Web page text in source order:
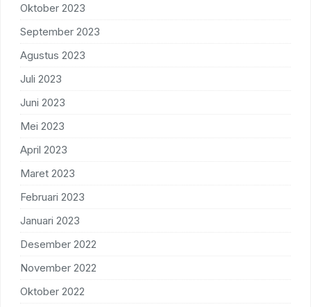
Oktober 2023
September 2023
Agustus 2023
Juli 2023
Juni 2023
Mei 2023
April 2023
Maret 2023
Februari 2023
Januari 2023
Desember 2022
November 2022
Oktober 2022